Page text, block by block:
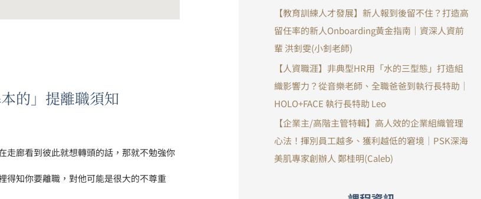
的」提離職須知
走廊看到彼此就想轉頭的話，那就不勉強你
得知你要離職，對他可能是很大的不尊重
【教育訓練人才發展】新人報到後留不住？打造高
留任率的新人Onboarding黃金指南｜資深人資前
輩 洪釗雯(小釗老師)
【人資職涯】非典型HR用「水的三型態」打造組
織影響力？從音樂老師、全職爸爸到執行長特助｜
HOLO+FACE 執行長特助 Leo
【企業主/高階主管特輯】高人效的企業組織管理
心法！揮別員工越多、獲利越低的窘境｜PSK深海
美肌專家創辦人 鄭桂明(Caleb)